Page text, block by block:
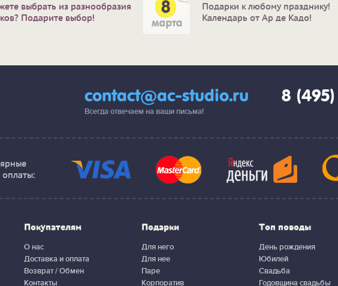
выбрать из разнообразия
Подарите выбор!
Подарки к любому празднику!
Календарь от Ар де Кадо!
contact@ac-studio.ru
Всегда отвечаем на ваши письма!
8
Покупателям
О нас
Доставка и оплата
Возврат / Обмен
Контакты
Подарки
Для него
Для нее
Паре
Корпоратив
Топ поводы
День рождения
Юбилей
Свадьба
Годовщина свадьбы